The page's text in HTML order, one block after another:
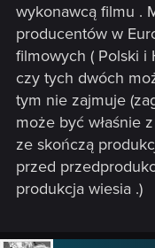
wykonawcą filmu .
producentów w
filmowych ( Polski i
czy tych dwóch
tym nie zajmuje
może być właśnie
ze skończą
przed
produkcja wiesia .)